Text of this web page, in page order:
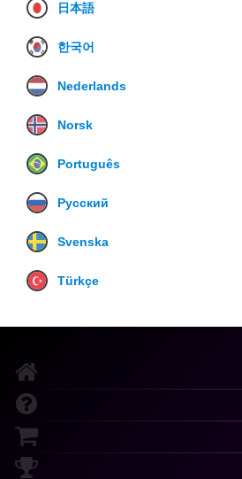
日本語
한국어
Nederlands
Norsk
Português
Русский
Svenska
Türkçe